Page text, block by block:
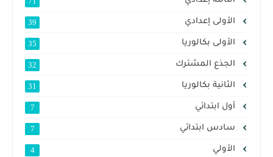
الأولى إعدادي 39
الأولى بكالوريا 35
الجذع المشترك 32
الثانية بكالوريا 31
أول ابتدائي 7
سادس ابتدائي 7
الأولي 4